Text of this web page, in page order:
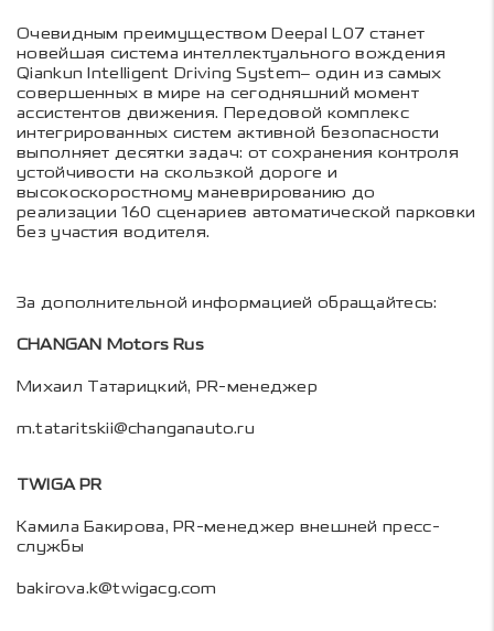
Очевидным преимуществом Deepal L07 станет
новейшая система интеллектуального вождения
Qiankun Intelligent Driving System– один из самых
совершенных в мире на сегодняшний момент
ассистентов движения. Передовой комплекс
интегрированных систем активной безопасности
выполняет десятки задач: от сохранения контроля
устойчивости на скользкой дороге и
высокоскоростному маневрированию до
реализации 160 сценариев автоматической парковки
без участия водителя.
За дополнительной информацией обращайтесь:
CHANGAN Motors Rus
Михаил Татарицкий, PR-менеджер
m.tataritskii@changanauto.ru
TWIGA PR
Камила Бакирова, PR-менеджер внешней пресс-
службы
bakirova.k@twigacg.com